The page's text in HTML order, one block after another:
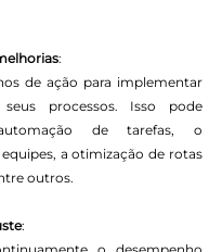
:
de ação para implementar
processos. Isso pode
de tarefas, o
a otimização de rotas
outros.
: